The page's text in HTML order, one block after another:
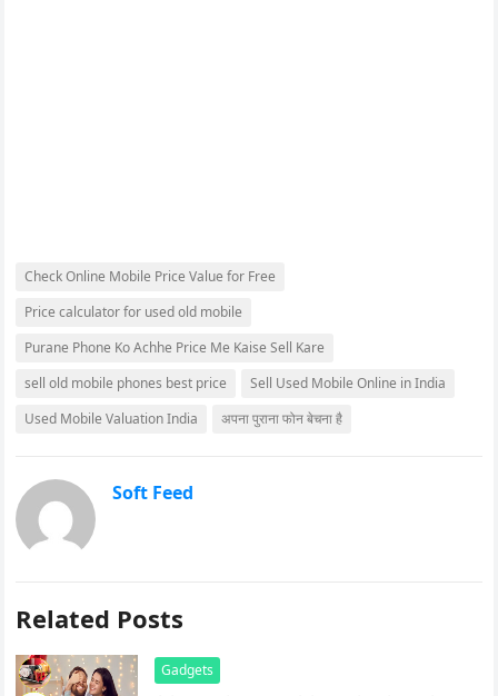
Check Online Mobile Price Value for Free
Price calculator for used old mobile
Purane Phone Ko Achhe Price Me Kaise Sell Kare
sell old mobile phones best price
Sell Used Mobile Online in India
Used Mobile Valuation India
अपना पुराना फोन बेचना है
Soft Feed
Related Posts
Gadgets